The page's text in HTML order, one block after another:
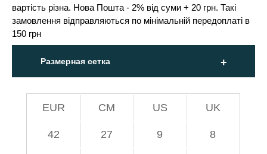
вартість різна. Нова Пошта - 2% від суми + 20 грн. Такі
замовлення відправляються по мінімальній передоплаті в
150 грн
Размерная сетка
EUR СМ US UK
42 27 9 8